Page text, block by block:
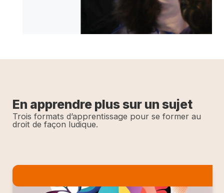
En apprendre plus sur un sujet
Trois formats d’apprentissage pour se former au
droit de façon ludique.